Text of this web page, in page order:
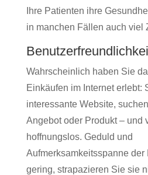
Ihre Patienten ihre
in manchen Fällen auch viel
Wahrscheinlich haben Sie
Einkäufen im Internet erlebt:
interessante Website,
Angebot oder Produkt – und
hoffnungslos. Geduld und
Aufmerksamkeitsspanne der
gering, strapazieren Sie sie